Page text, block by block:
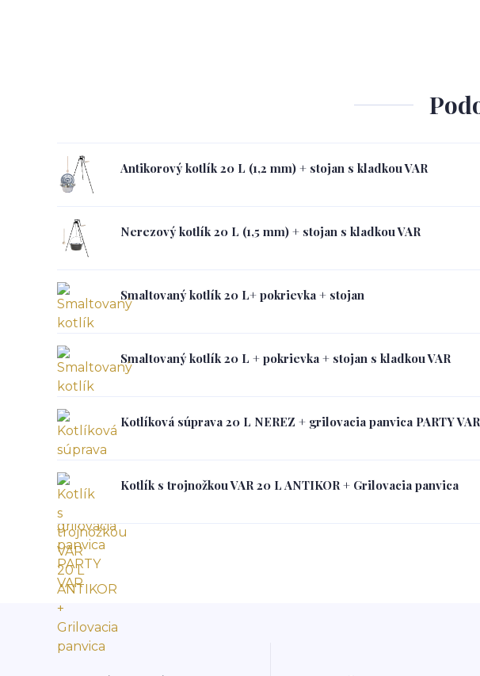
Antikorový kotlík 20 L (1,2 mm) + stojan s kladkou VAR
Nerezový kotlík 20 L (1,5 mm) + stojan s kladkou VAR
Smaltovaný kotlík 20 L+ pokrievka + stojan
Smaltovaný kotlík 20 L + pokrievka + stojan s kladkou VAR
Kotlíková súprava 20 L NEREZ + grilovacia panvica PARTY VAR
Kotlík s trojnožkou VAR 20 L ANTIKOR + Grilovacia panvica